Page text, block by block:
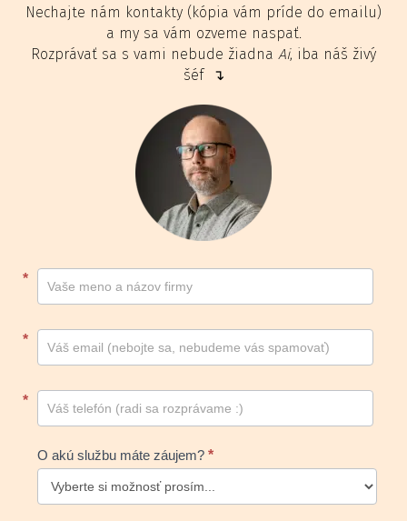
Nechajte nám kontakty (kópia vám príde do emailu)
a my sa vám ozveme naspať.
Rozprávať sa s vami nebude žiadna Ai, iba náš živý
šéf ↴
Kontakt
footer
*
*
*
O akú službu máte záujem? *